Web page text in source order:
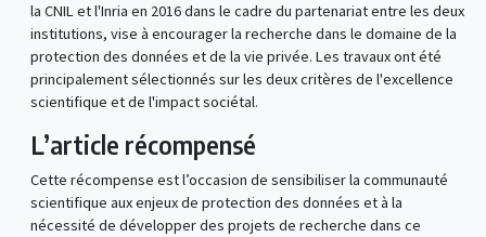
la CNIL et l'Inria en 2016 dans le cadre du partenariat entre les deux
institutions, vise à encourager la recherche dans le domaine de la
protection des données et de la vie privée. Les travaux ont été
principalement sélectionnés sur les deux critères de l'excellence
scientifique et de l'impact sociétal.
L’article récompensé
Cette récompense est l’occasion de sensibiliser la communauté
scientifique aux enjeux de protection des données et à la
nécessité de développer des projets de recherche dans ce